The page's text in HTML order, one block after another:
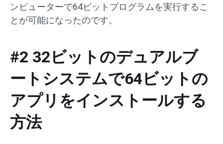
ンピューターで64ビットプログラムを実行するこ
とが可能になったのです。
#2 32ビットのデュアルブ
ートシステムで64ビットの
アプリをインストールする
方法